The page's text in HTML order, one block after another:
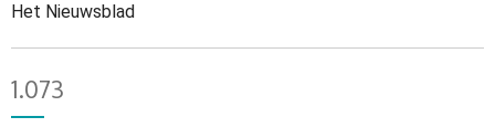
Het Nieuwsblad
1.073